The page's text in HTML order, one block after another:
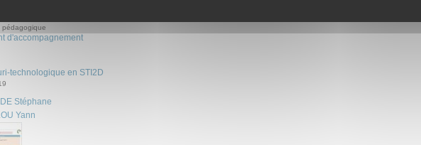
propose une mise à jour de l'outil d'aide à l'élaboration d'une progression pédagogique pour les 2 années du cycle terminal
de 2019.
pédagogique
d'accompagnement
technologique en STI2D
Stéphane
Yann